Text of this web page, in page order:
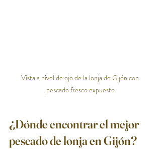
Vista a nivel de ojo de la lonja de Gijón con
pescado fresco expuesto
¿Dónde encontrar el mejor
pescado de lonja en Gijón?